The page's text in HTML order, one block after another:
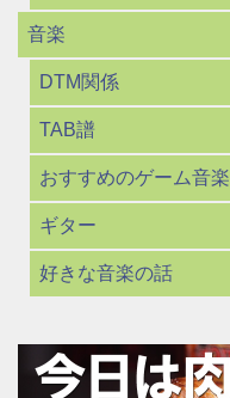
音楽
DTM関係
TAB譜
おすすめのゲーム音楽
ギター
好きな音楽の話